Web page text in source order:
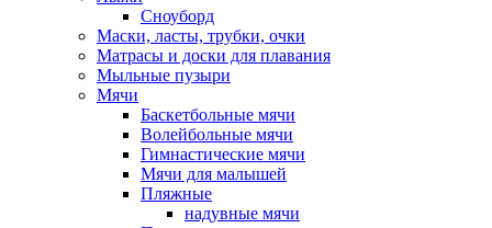
Сноуборд
Маски, ласты, трубки, очки
Матрасы и доски для плавания
Мыльные пузыри
Мячи
Баскетбольные мячи
Волейбольные мячи
Гимнастические мячи
Мячи для малышей
Пляжные
надувные мячи